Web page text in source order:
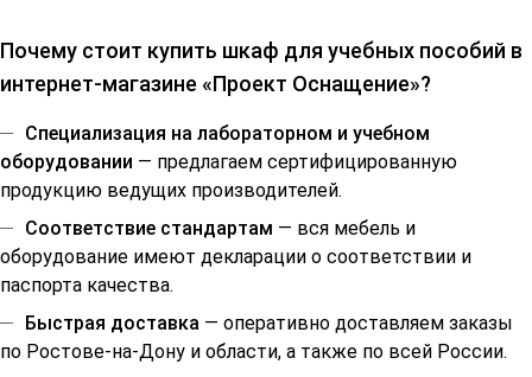
Почему стоит купить шкаф для учебных пособий в
интернет-магазине «Проект Оснащение»?
Специализация на лабораторном и учебном
оборудовании — предлагаем сертифицированную
продукцию ведущих производителей.
Соответствие стандартам — вся мебель и
оборудование имеют декларации о соответствии и
паспорта качества.
Быстрая доставка — оперативно доставляем заказы
по Ростове-на-Дону и области, а также по всей России.